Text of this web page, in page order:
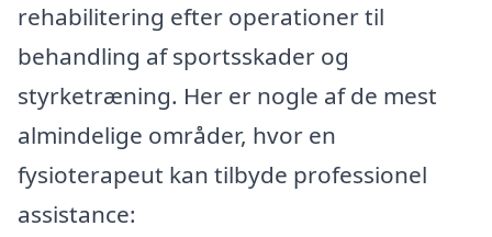
rehabilitering efter operationer til
behandling af sportsskader og
styrketræning. Her er nogle af de mest
almindelige områder, hvor en
fysioterapeut kan tilbyde professionel
assistance: